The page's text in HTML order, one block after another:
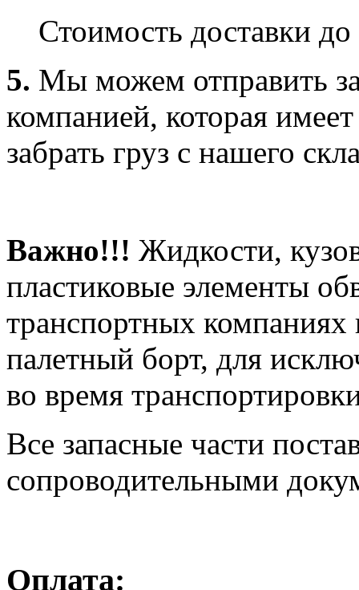
Стоимость доставки
5. Мы можем отправить
компанией, которая
забрать груз с нашего
Важно!!! Жидкости,
пластиковые элементы
транспортных
палетный борт, для
во время
Все запасные части
сопроводительными
Оплата: